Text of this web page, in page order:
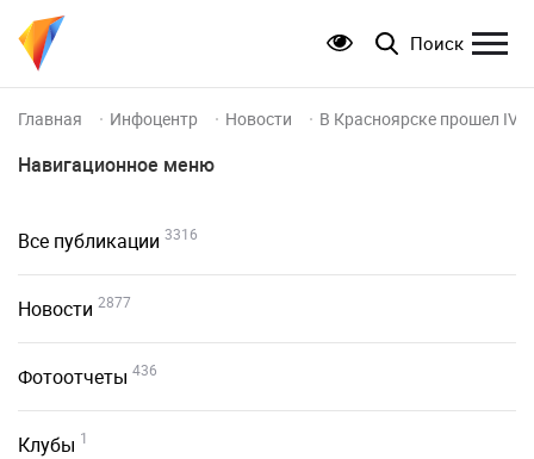
Поиск
Главная Инфоцентр Новости В Красноярске прошел IV
Навигационное меню
Все публикации 3316
Новости 2877
Фотоотчеты 436
Клубы 1